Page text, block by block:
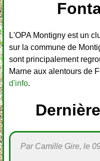
L'OPA Montigny est un
sur la commune de
sont principalement
Marne aux alentours de
d'info.
Par Camille Gire, le